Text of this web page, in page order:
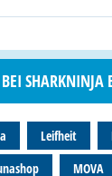
SHARKNINJA
Leifheit
MOVA